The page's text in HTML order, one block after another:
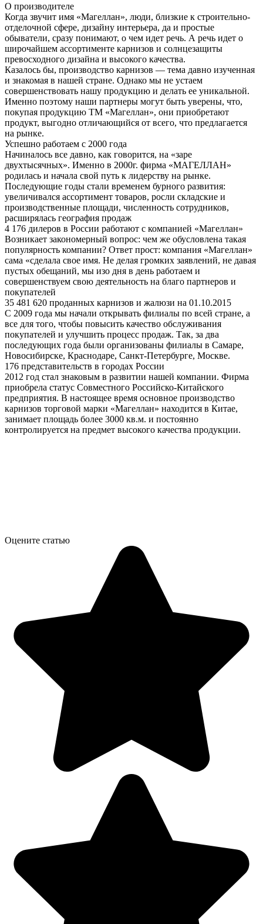
О производителе
Когда звучит имя «Магеллан», люди, близкие к строительно-
отделочной сфере, дизайну интерьера, да и простые
обыватели, сразу понимают, о чем идет речь. А речь идет о
широчайшем ассортименте карнизов и солнцезащиты
превосходного дизайна и высокого качества.
Казалось бы, производство карнизов — тема давно изученная
и знакомая в нашей стране. Однако мы не устаем
совершенствовать нашу продукцию и делать ее уникальной.
Именно поэтому наши партнеры могут быть уверены, что,
покупая продукцию ТМ «Магеллан», они приобретают
продукт, выгодно отличающийся от всего, что предлагается
на рынке.
Успешно работаем с 2000 года
Начиналось все давно, как говорится, на «заре
двухтысячных». Именно в 2000г. фирма «МАГЕЛЛАН»
родилась и начала свой путь к лидерству на рынке.
Последующие годы стали временем бурного развития:
увеличивался ассортимент товаров, росли складские и
производственные площади, численность сотрудников,
расширялась география продаж
4 176 дилеров в России работают с компанией «Магеллан»
Возникает закономерный вопрос: чем же обусловлена такая
популярность компании? Ответ прост: компания «Магеллан»
сама «сделала свое имя. Не делая громких заявлений, не давая
пустых обещаний, мы изо дня в день работаем и
совершенствуем свою деятельность на благо партнеров и
покупателей
35 481 620 проданных карнизов и жалюзи на 01.10.2015
С 2009 года мы начали открывать филиалы по всей стране, а
все для того, чтобы повысить качество обслуживания
покупателей и улучшить процесс продаж. Так, за два
последующих года были организованы филиалы в Самаре,
Новосибирске, Краснодаре, Санкт-Петербурге, Москве.
176 представительств в городах России
2012 год стал знаковым в развитии нашей компании. Фирма
приобрела статус Совместного Российско-Китайского
предприятия. В настоящее время основное производство
карнизов торговой марки «Магеллан» находится в Китае,
занимает площадь более 3000 кв.м. и постоянно
контролируется на предмет высокого качества продукции.
Оцените статью